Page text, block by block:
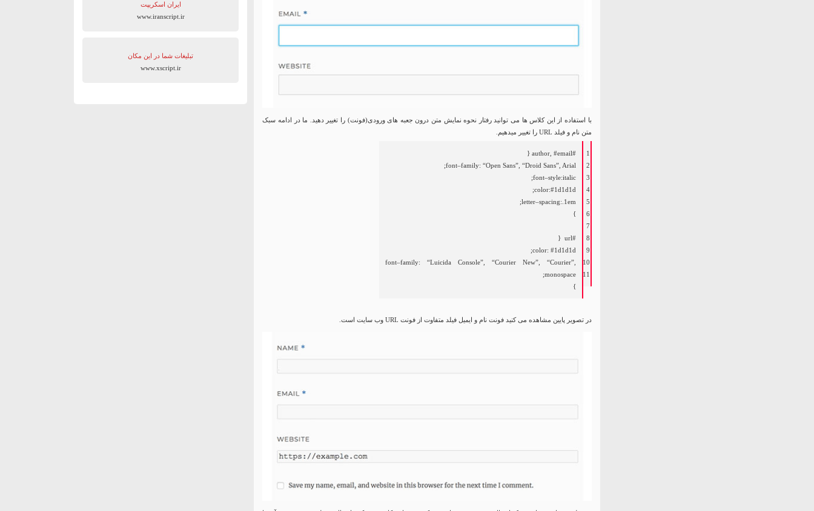
با استفاده از این کلاس ها می توانید رفتار نحوه نمایش متن درون جعبه های ورودی(فونت) را تغییر دهید. ما در ادامه سبک
متن نام و فیلد URL را تغییر میدهیم.
1
2
3
4
5
6
7
8
9
10
11
#author, #email {
font–family: “Open Sans”, “Droid Sans”, Arial
;
font–style:italic
;
color:#1d1d1d;
letter–spacing: 1em
;
}
#url {
color: #1d1d1d;
font–family: “Luicida Console”, “Courier New”, “Courier”,
monospace
;
}
در تصویر پایین مشاهده می کنید فونت نام و ایمیل فیلد متفاوت از فونت URL وب سایت است.
ایران اسکریپت
www.iranscript.ir
تبلیغات شما در این مکان
www.xscript.ir